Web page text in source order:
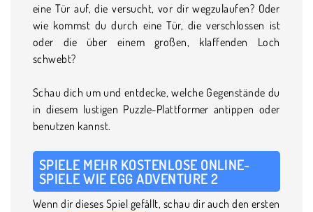
eine Tür auf, die versucht, vor dir wegzulaufen? Oder
wie kommst du durch eine Tür, die verschlossen ist
oder die über einem großen, klaffenden Loch
schwebt?
Schau dich um und entdecke, welche Gegenstände du
in diesem lustigen Puzzle-Plattformer antippen oder
benutzen kannst.
SPIELE MEHR KOSTENLOSE ONLINE-
SPIELE WIE EGG ADVENTURE 2
Wenn dir dieses Spiel gefällt, schau dir auch den ersten